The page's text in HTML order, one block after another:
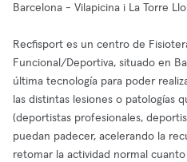
Barcelona - Vilapicina i La Torre
Recfisport es un centro de
Funcional/Deportiva, situado en
última tecnología para poder
las distintas lesiones o patologías
(deportistas profesionales,
puedan padecer, acelerando la
retomar la actividad normal cuanto